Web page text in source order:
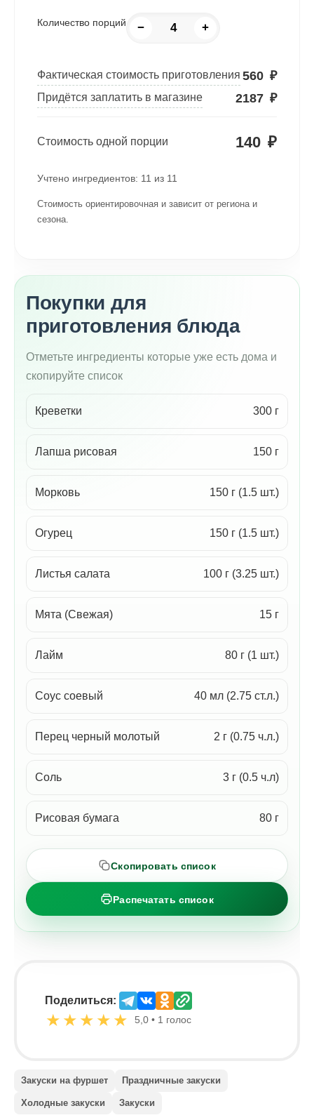
Количество порций − +
Фактическая стоимость приготовления 560 ₽
Придётся заплатить в магазине 2187 ₽
Стоимость одной порции 140 ₽
Учтено ингредиентов: 11 из 11
Стоимость ориентировочная и зависит от региона и
сезона.
Покупки для
приготовления блюда
Отметьте ингредиенты которые уже есть дома и
скопируйте список
Креветки 300 г
Лапша рисовая 150 г
Морковь 150 г (1.5 шт.)
Огурец 150 г (1.5 шт.)
Листья салата 100 г (3.25 шт.)
Мята (Свежая) 15 г
Лайм 80 г (1 шт.)
Соус соевый 40 мл (2.75 ст.л.)
Перец черный молотый 2 г (0.75 ч.л.)
Соль 3 г (0.5 ч.л)
Рисовая бумага 80 г
Скопировать список
Распечатать список
Поделиться:
★ ★ ★ ★ ★ 5,0 • 1 голос
Закуски на фуршет Праздничные закуски
Холодные закуски Закуски